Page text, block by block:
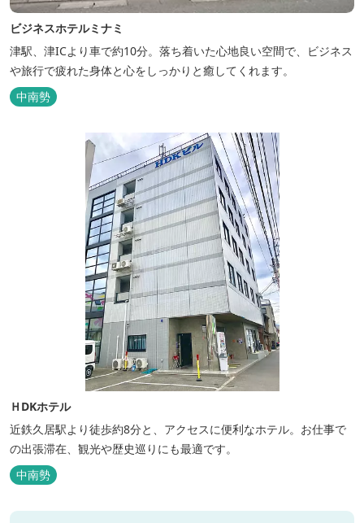
ビジネスホテルミナミ
津駅、津ICより車で約10分。落ち着いた心地良い空間で、ビジネス
や旅行で疲れた身体と心をしっかりと癒してくれます。
中南勢
ＨDKホテル
近鉄久居駅より徒歩約8分と、アクセスに便利なホテル。お仕事で
の出張滞在、観光や歴史巡りにも最適です。
中南勢